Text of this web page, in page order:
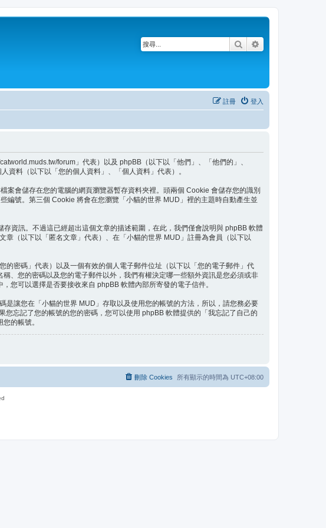
搜尋
登入
註冊
forum」代表）以及 phpBB（以下以「他們」、「他們的」、
資料（以下以「您的個人資料」、「個人資料」代表）。
會儲存在您的電腦的網頁瀏覽器暫存資料夾裡。頭兩個 Cookie 會儲存您的識別
號。第三個 Cookie 將會在您瀏覽「小貓的世界 MUD」裡的主題時自動產生並
資訊。不過這已經超出這個文章的描述範圍，在此，我們僅會說明與 phpBB 軟體
（以下以「匿名文章」代表）、在「小貓的世界 MUD」註冊為會員（以下以
密碼」代表）以及一個有效的個人電子郵件位址（以下以「您的電子郵件」代
、您的密碼以及您的電子郵件以外，我們有權決定哪一些額外資訊是您必須或非
您可以選擇是否要接收來自 phpBB 軟體內部所寄發的電子信件。
讓您在「小貓的世界 MUD」存取以及使用您的帳號的方法，所以，請您務必要
忘記了您的帳號的您的密碼，您可以使用 phpBB 軟體提供的「我忘記了自己的
的帳號。
所有顯示的時間為 UTC+08:00
刪除 Cookies